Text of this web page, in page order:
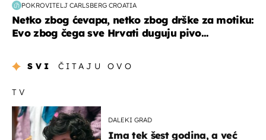
POKROVITELJ CARLSBERG CROATIA
Netko zbog ćevapa, netko zbog drške za motiku:
Evo zbog čega sve Hrvati duguju pivo...
SVI ČITAJU OVO
TV
DALEKI GRAD
Ima tek šest godina, a već